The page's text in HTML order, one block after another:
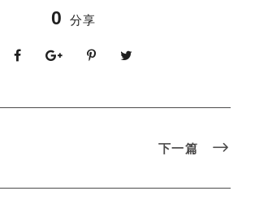
0 分享
下一篇